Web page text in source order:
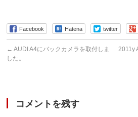
Facebook Hatena twitter
← AUDI A4にバックカメラを取付しま
した。
2011y
コメントを残す